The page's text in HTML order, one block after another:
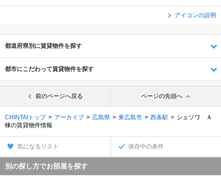
アイコンの説明
都道府県別に賃貸物件を探す
都市にこだわって賃貸物件を探す
前のページへ戻る ページの先頭へ
CHINTAIトップ アーカイブ 広島県 東広島市 西条駅
シェソワ Ａ
棟の賃貸物件情報
気になるリスト 保存中の条件
別の探し方でお部屋を探す